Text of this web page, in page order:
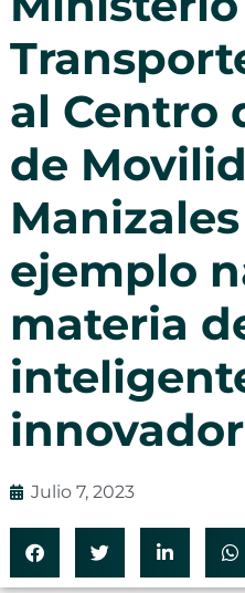
al Centro
de
ejemplo
materia
innovador
Julio 7, 2023